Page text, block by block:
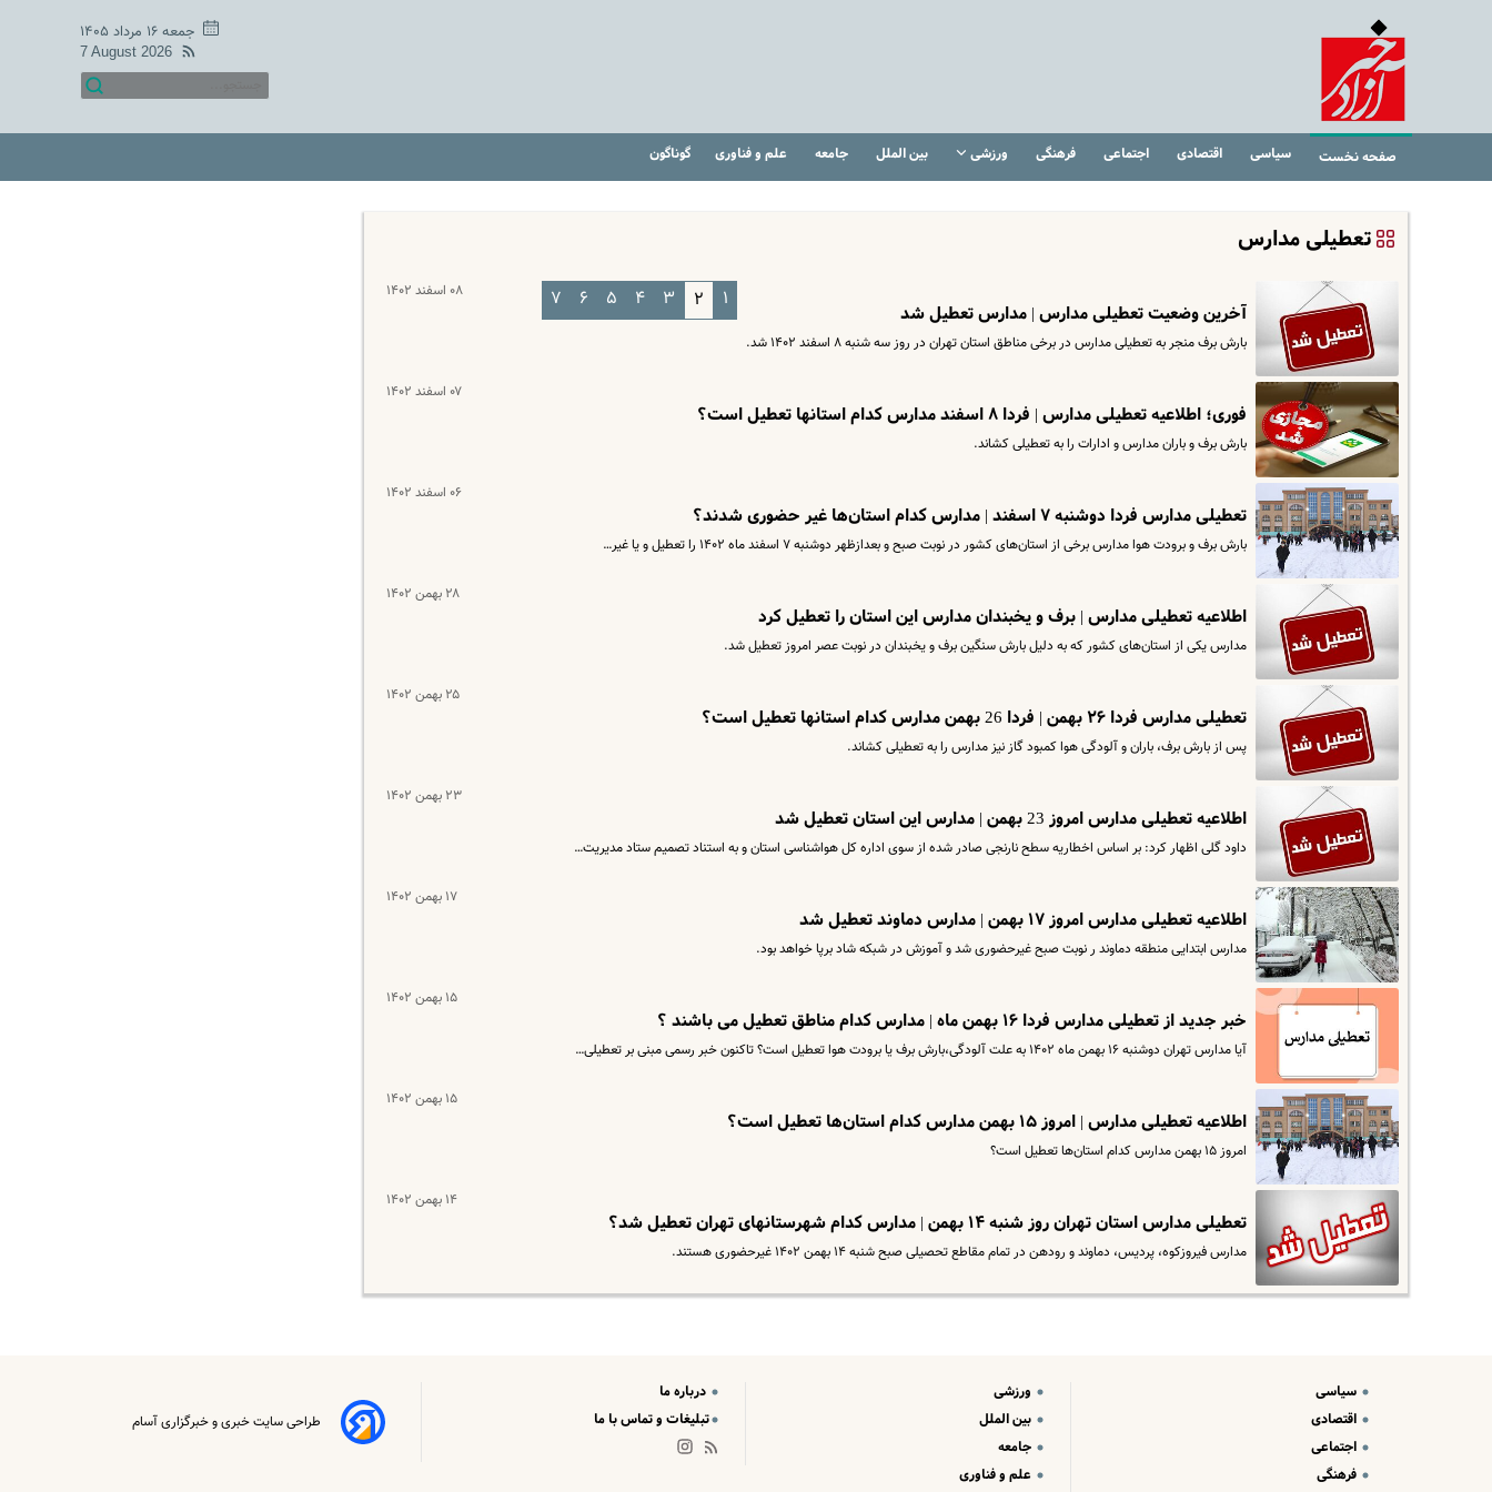
جمعه ۱۶ مرداد ۱۴۰۵
7 August 2026
صفحه نخست سیاسی اقتصادی اجتماعی فرهنگی ورزشی بین الملل جامعه علم و فناوری گوناگون
تعطیلی مدارس
۰۸ اسفند ۱۴۰۲
آخرین وضعیت تعطیلی مدارس | مدارس تعطیل شد
بارش برف منجر به تعطیلی مدارس در برخی مناطق استان تهران در روز سه شنبه ۸ اسفند ۱۴۰۲ شد.
۰۷ اسفند ۱۴۰۲
فوری؛ اطلاعیه تعطیلی مدارس | فردا ۸ اسفند مدارس کدام استانها تعطیل است؟
بارش برف و باران مدارس و ادارات را به تعطیلی کشاند.
۰۶ اسفند ۱۴۰۲
تعطیلی مدارس فردا دوشنبه ۷ اسفند | مدارس کدام استان‌ها غیر حضوری شدند؟
بارش برف و برودت هوا مدارس برخی از استان‌های کشور در نوبت صبح و بعدازظهر دوشنبه ۷ اسفند ماه ۱۴۰۲ را تعطیل و یا غیر…
۲۸ بهمن ۱۴۰۲
اطلاعیه تعطیلی مدارس | برف و یخبندان مدارس این استان را تعطیل کرد
مدارس یکی از استان‌های کشور که به دلیل بارش سنگین برف و یخبندان در نوبت عصر امروز تعطیل شد.
۲۵ بهمن ۱۴۰۲
تعطیلی مدارس فردا ۲۶ بهمن | فردا 26 بهمن مدارس کدام استانها تعطیل است؟
️پس از بارش برف، باران و آلودگی هوا کمبود گاز نیز مدارس را به تعطیلی کشاند.
۲۳ بهمن ۱۴۰۲
اطلاعیه تعطیلی مدارس امروز 23 بهمن | مدارس این استان تعطیل شد
داود گلی اظهار کرد: بر اساس اخطاریه سطح نارنجی صادر شده از سوی اداره کل هواشناسی استان و به استناد تصمیم ستاد مدیریت…
۱۷ بهمن ۱۴۰۲
اطلاعیه تعطیلی مدارس امروز ۱۷ بهمن | مدارس دماوند تعطیل شد
مدارس ابتدایی منطقه دماوند ر نوبت صبح غیرحضوری شد و آموزش در شبکه شاد برپا خواهد بود.
۱۵ بهمن ۱۴۰۲
خبر جدید از تعطیلی مدارس فردا ۱۶ بهمن ماه | مدارس کدام مناطق تعطیل می باشند ؟
آیا مدارس تهران دوشنبه ۱۶ بهمن ماه ۱۴۰۲ به علت آلودگی،بارش برف یا برودت هوا تعطیل است؟ تاکنون خبر رسمی مبنی بر تعطیلی…
۱۵ بهمن ۱۴۰۲
اطلاعیه تعطیلی مدارس | امروز ۱۵ بهمن مدارس کدام استان‌ها تعطیل است؟
امروز ۱۵ بهمن مدارس کدام استان‌ها تعطیل است؟
۱۴ بهمن ۱۴۰۲
تعطیلی مدارس استان تهران روز شنبه ۱۴ بهمن | مدارس کدام شهرستانهای تهران تعطیل شد؟
مدارس فیروزکوه، پردیس، دماوند و رودهن در تمام مقاطع تحصیلی صبح شنبه ۱۴ بهمن ۱۴۰۲ غیرحضوری هستند.
۱ ۲ ۳ ۴ ۵ ۶ ۷
سیاسی
اقتصادی
اجتماعی
فرهنگی
ورزشی
بین الملل
جامعه
علم و فناوری
درباره ما
تبلیغات و تماس با ما
طراحی سایت خبری و خبرگزاری آسام